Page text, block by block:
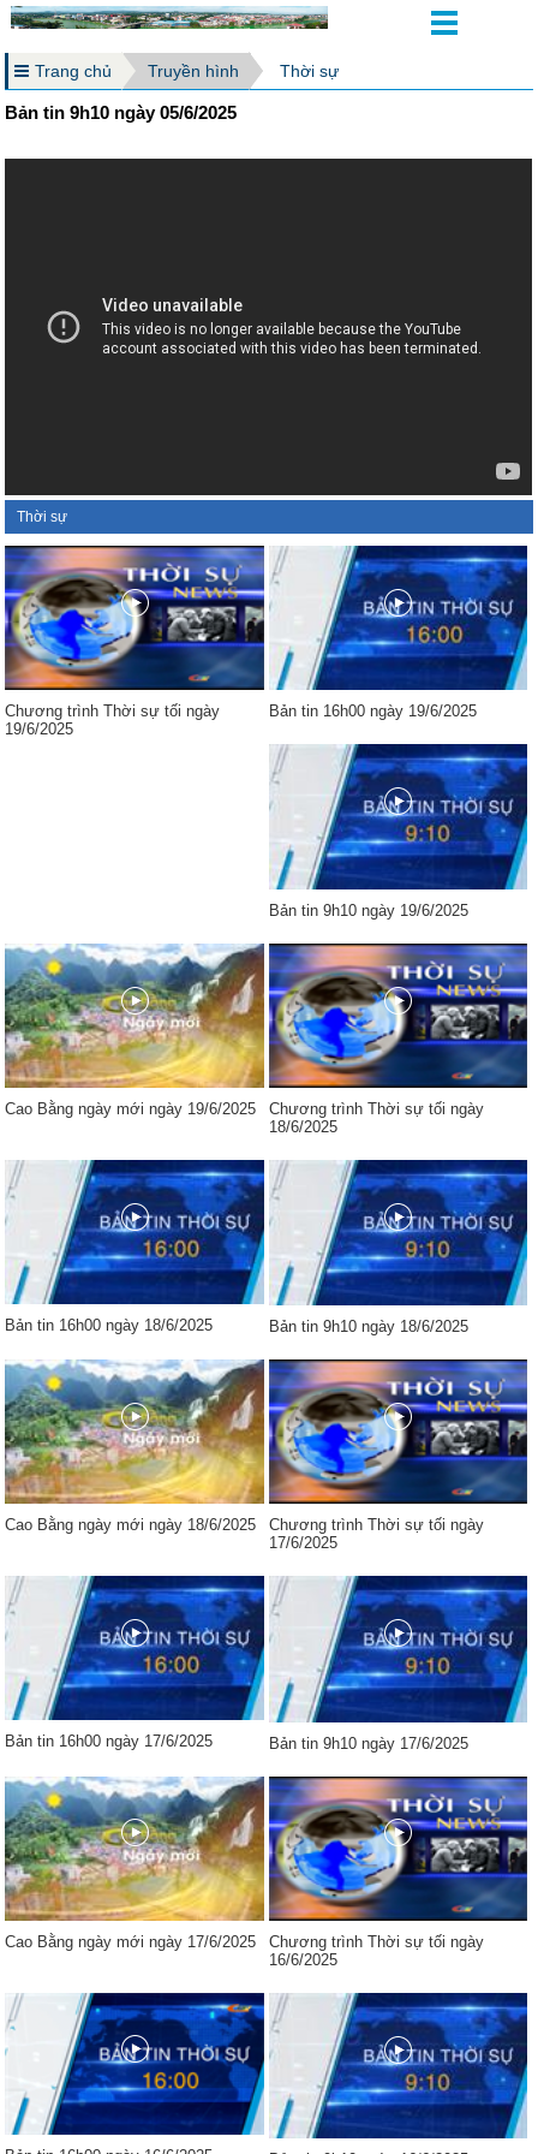
Trang chủ Truyền hình Thời sự
Bản tin 9h10 ngày 05/6/2025
Thời sự
Chương trình Thời sự tối ngày
19/6/2025
Bản tin 16h00 ngày 19/6/2025
Bản tin 9h10 ngày 19/6/2025
Cao Bằng ngày mới ngày 19/6/2025
Chương trình Thời sự tối ngày
18/6/2025
Bản tin 16h00 ngày 18/6/2025 Bản tin 9h10 ngày 18/6/2025
Cao Bằng ngày mới ngày 18/6/2025
Chương trình Thời sự tối ngày
17/6/2025
Bản tin 16h00 ngày 17/6/2025 Bản tin 9h10 ngày 17/6/2025
Cao Bằng ngày mới ngày 17/6/2025
Chương trình Thời sự tối ngày
16/6/2025